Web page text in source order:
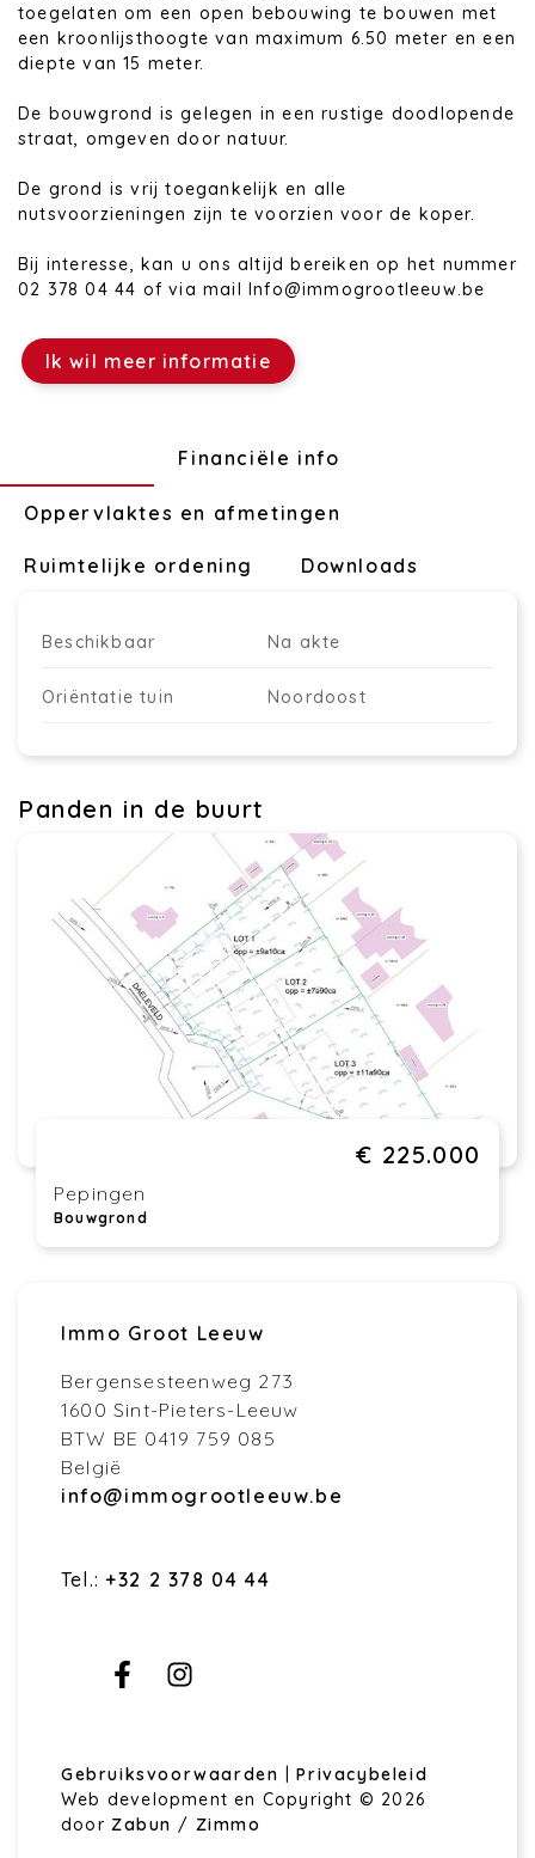
toegelaten om een open bebouwing te bouwen met
een kroonlijsthoogte van maximum 6.50 meter en een
diepte van 15 meter.
De bouwgrond is gelegen in een rustige doodlopende
straat, omgeven door natuur.
De grond is vrij toegankelijk en alle
nutsvoorzieningen zijn te voorzien voor de koper.
Bij interesse, kan u ons altijd bereiken op het nummer
02 378 04 44 of via mail Info@immogrootleeuw.be
Ik wil meer informatie
Financiële info
Oppervlaktes en afmetingen
Ruimtelijke ordening Downloads
Beschikbaar Na akte
Oriëntatie tuin Noordoost
Panden in de buurt
€ 225.000
Pepingen
Bouwgrond
Immo Groot Leeuw
Bergensesteenweg 273
1600 Sint-Pieters-Leeuw
BTW BE 0419 759 085
België
info@immogrootleeuw.be
Tel.: +32 2 378 04 44
Gebruiksvoorwaarden |Privacybeleid
Web development en Copyright © 2026
door Zabun / Zimmo